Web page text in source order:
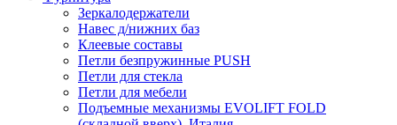
Зеркалодержатели
Навес д/нижних баз
Клеевые составы
Петли безпружинные PUSH
Петли для стекла
Петли для мебели
Подъемные механизмы EVOLIFT FOLD